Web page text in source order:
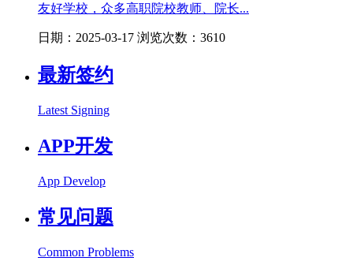
友好学校，众多高职院校教师、院长...
日期：2025-03-17 浏览次数：3610
最新签约
Latest Signing
APP开发
App Develop
常见问题
Common Problems